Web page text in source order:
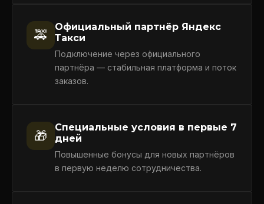
🚕
Официальный партнёр Яндекс
Такси
Подключение через официального
партнёра — стабильная платформа и поток
заказов.
🎁
Специальные условия в первые 7
дней
Повышенные бонусы для новых партнёров
в первую неделю сотрудничества.